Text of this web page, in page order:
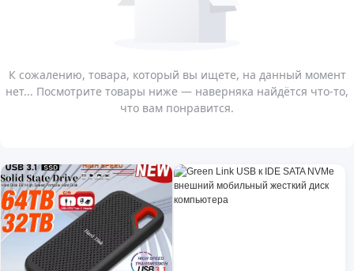
К сожалению, товара, который вы ищете, на данный момент
нет... Посмотрите товары ниже — наверняка найдётся что-то,
что вам понравится.